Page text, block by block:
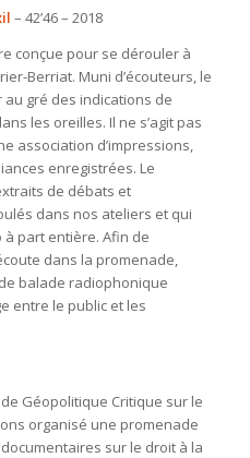
– 42’46 – 2018
conçue pour se dérouler à
Berriat. Muni d’écouteurs, le
gré des indications de
les oreilles. Il ne s’agit pas
association d’impressions,
enregistrées. Le
de débats et
dans nos ateliers et qui
à part entière. Afin de
dans la promenade,
balade radiophonique
entre le public et les
Géopolitique Critique sur le
organisé une promenade
sur le droit à la